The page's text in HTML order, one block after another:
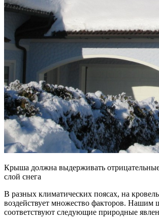
Крыша должна выдерживать
слой снега
В разных климатических поясах, на
воздействует множество факторов. Нашим
соответствуют следующие природные